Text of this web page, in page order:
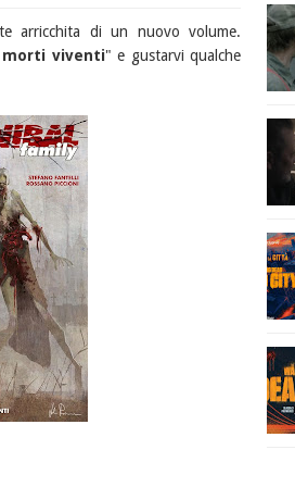
arricchita di un nuovo volume.
viventi" e gustarvi qualche